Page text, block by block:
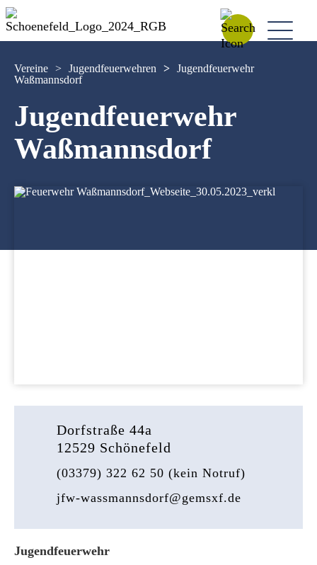
Vereine > Jugendfeuerwehren > Jugendfeuerwehr
Waßmannsdorf
Jugendfeuerwehr
Waßmannsdorf
Dorfstraße 44a
12529 Schönefeld
(03379) 322 62 50 (kein Notruf)
jfw-wassmannsdorf@gemsxf.de
Jugendfeuerwehr